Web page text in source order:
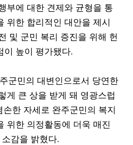
부에 대한 견제와 균형을 통
위한 합리적인 대안을 제시
및 군민 복리 증진을 위해 헌
이 높이 평가됐다.
군민의 대변인으로서 당연한
게 큰 상을 받게 돼 영광스럽
손한 자세로 완주군민의 복지
위한 의정활동에 더욱 매진
감을 밝혔다.